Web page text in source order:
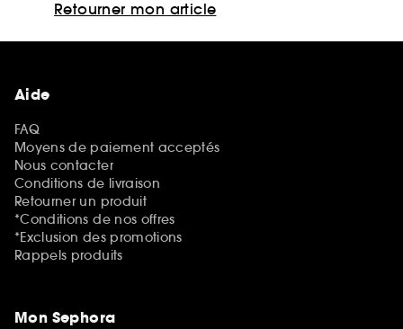
Retourner mon article
Aide
FAQ
Moyens de paiement acceptés
Nous contacter
Conditions de livraison
Retourner un produit
*Conditions de nos offres
*Exclusion des promotions
Rappels produits
Mon Sephora